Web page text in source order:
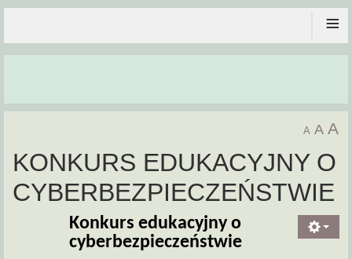
≡
A A A
KONKURS EDUKACYJNY O
CYBERBEZPIECZEŃSTWIE
Konkurs edukacyjny o
cyberbezpieczeństwie